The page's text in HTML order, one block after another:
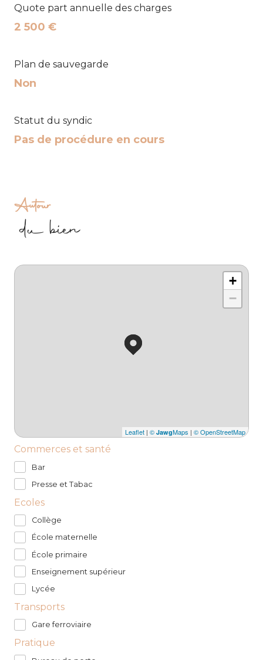
Quote part annuelle des charges
2 500 €
Plan de sauvegarde
Non
Statut du syndic
Pas de procédure en cours
Autour
du bien
+
−
Leaflet | © JawgMaps | © OpenStreetMap
Commerces et santé
Bar
Presse et Tabac
Ecoles
Collège
École maternelle
École primaire
Enseignement supérieur
Lycée
Transports
Gare ferroviaire
Pratique